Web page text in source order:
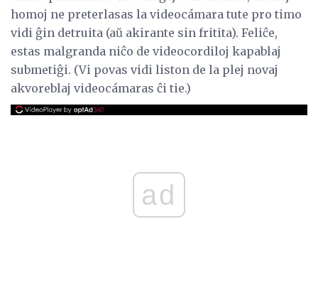
homoj ne preterlasas la videocámara tute pro timo
vidi ĝin detruita (aŭ akirante sin fritita). Feliĉe,
estas malgranda niĉo de videocordiloj kapablaj
submetiĝi. (Vi povas vidi liston de la plej novaj
akvoreblaj videocámaras ĉi tie.)
ad